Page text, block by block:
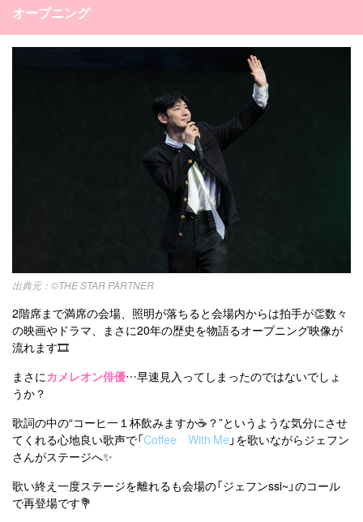
オープニング
©THE STAR PARTNER
2階席まで満席の会場、照明が落ちると会場内からは拍手が👏数々
の映画やドラマ、まさに20年の歴史を物語るオープニング映像が
流れます🎞️
まさにカメレオン俳優…早速見入ってしまったのではないでしょ
うか？
歌詞の中の“コーヒ一１杯飲みますか☕️？”というような気分にさせ
てくれる心地良い歌声で「Coffee With Me 」を歌いながらジェフン
さんがステージへ✨
歌い終え一度ステージを離れるも会場の「ジェフンssi~」のコール
で再登場です💐